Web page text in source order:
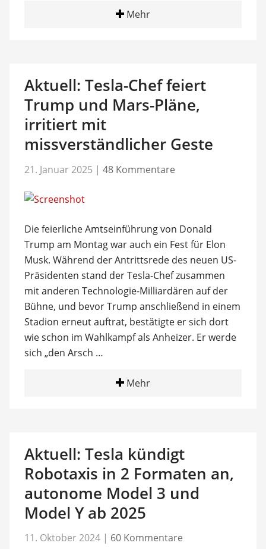
Mehr
Aktuell: Tesla-Chef feiert
Trump und Mars-Pläne,
irritiert mit
missverständlicher Geste
21. Januar 2025 | 48 Kommentare
Die feierliche Amtseinführung von Donald
Trump am Montag war auch ein Fest für Elon
Musk. Während der Antrittsrede des neuen US-
Präsidenten stand der Tesla-Chef zusammen
mit anderen Technologie-Milliardären auf der
Bühne, und bevor Trump anschließend in einem
Stadion erneut auftrat, bestätigte er sich dort
wie schon im Wahlkampf als Anheizer. Er werde
sich „den Arsch …
Mehr
Aktuell: Tesla kündigt
Robotaxis in 2 Formaten an,
autonome Model 3 und
Model Y ab 2025
11. Oktober 2024 | 60 Kommentare